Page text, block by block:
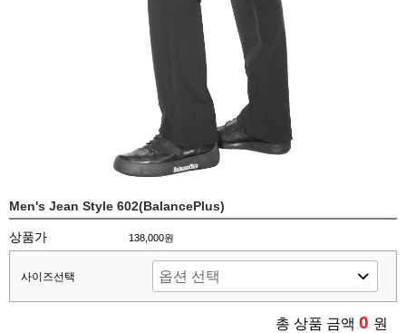
Men's Jean Style 602(BalancePlus)
상품가 138,000원
사이즈선택
총 상품 금액 0 원